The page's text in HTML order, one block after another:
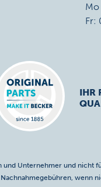
Fr:
IHR
und Unternehmer und nicht
wenn